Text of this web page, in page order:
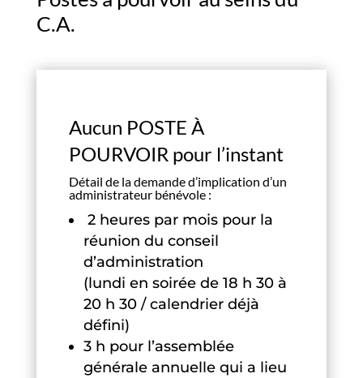
C.A.
Aucun POSTE À
POURVOIR pour l’instant
Détail de la demande d’implication d’un
administrateur bénévole :
2 heures par mois pour la
réunion du conseil
d’administration
(lundi en soirée de 18 h 30 à
20 h 30 / calendrier déjà
défini)
3 h pour l’assemblée
générale annuelle qui a lieu